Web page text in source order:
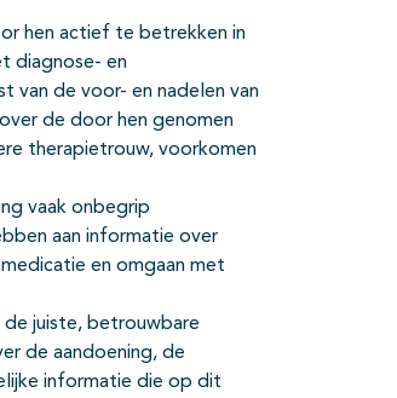
hen actief te betrekken in
diagnose- en
van de voor- en nadelen van
de door hen genomen
therapietrouw, voorkomen
vaak onbegrip
aan informatie over
en omgaan met
de juiste, betrouwbare
de aandoening, de
informatie die op dit